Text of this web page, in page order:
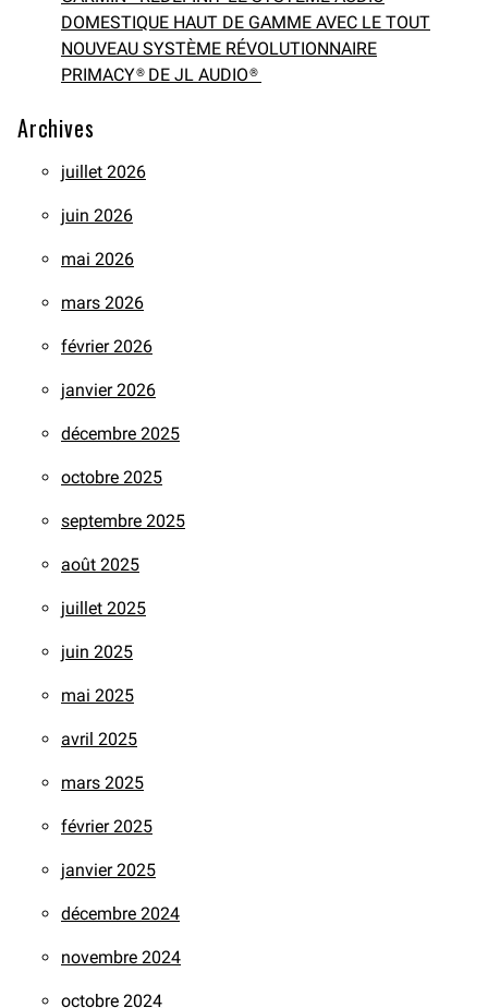
DOMESTIQUE HAUT DE GAMME AVEC LE TOUT
NOUVEAU SYSTÈME RÉVOLUTIONNAIRE
PRIMACY® DE JL AUDIO®
Archives
juillet 2026
juin 2026
mai 2026
mars 2026
février 2026
janvier 2026
décembre 2025
octobre 2025
septembre 2025
août 2025
juillet 2025
juin 2025
mai 2025
avril 2025
mars 2025
février 2025
janvier 2025
décembre 2024
novembre 2024
octobre 2024